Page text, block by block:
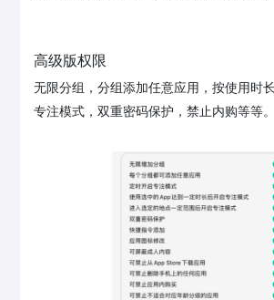
高级版权限
无限分组，分组添加任意应用，按使用时
专注模式，双重密码保护，禁止内购等等。